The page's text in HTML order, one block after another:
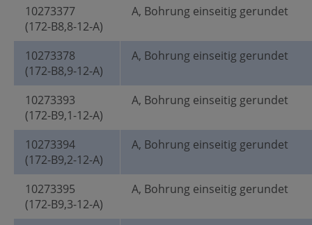
10273377
(172-B8,8-12-A)
A, Bohrung einseitig gerundet
10273378
(172-B8,9-12-A)
A, Bohrung einseitig gerundet
10273393
(172-B9,1-12-A)
A, Bohrung einseitig gerundet
10273394
(172-B9,2-12-A)
A, Bohrung einseitig gerundet
10273395
(172-B9,3-12-A)
A, Bohrung einseitig gerundet